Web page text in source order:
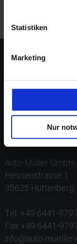
Statistiken
Marketing
Nur
Auto-Müller GmbH
Hessenstrasse 1
35625 Hüttenberg
Tel. +49 6441-
Fax +49 6441-
info@auto-